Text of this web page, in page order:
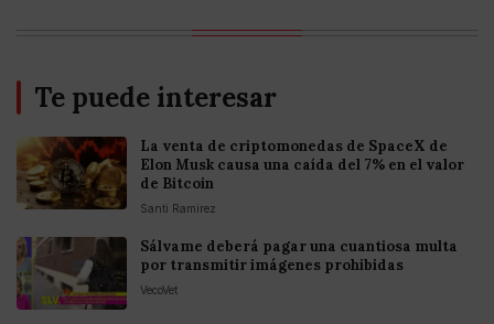
Te puede interesar
La venta de criptomonedas de SpaceX de
Elon Musk causa una caída del 7% en el valor
de Bitcoin
Santi Ramirez
Sálvame deberá pagar una cuantiosa multa
por transmitir imágenes prohibidas
VecoVet